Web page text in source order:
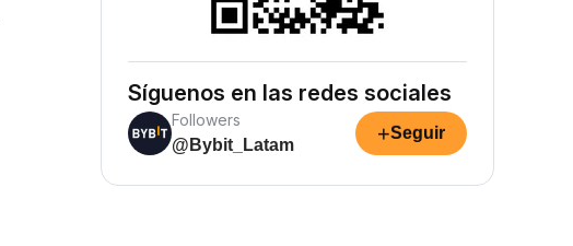
Síguenos en las redes sociales
Followers
@Bybit_Latam
+Seguir